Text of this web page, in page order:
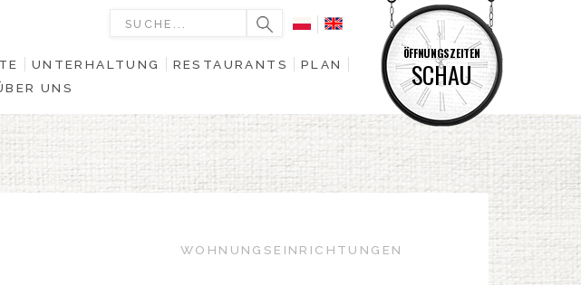
ÖFFNUNGSZEITEN
SCHAU
UNTERHALTUNG RESTAURANTS
PLAN
UNS
WOHNUNGSEINRICHTUNGEN